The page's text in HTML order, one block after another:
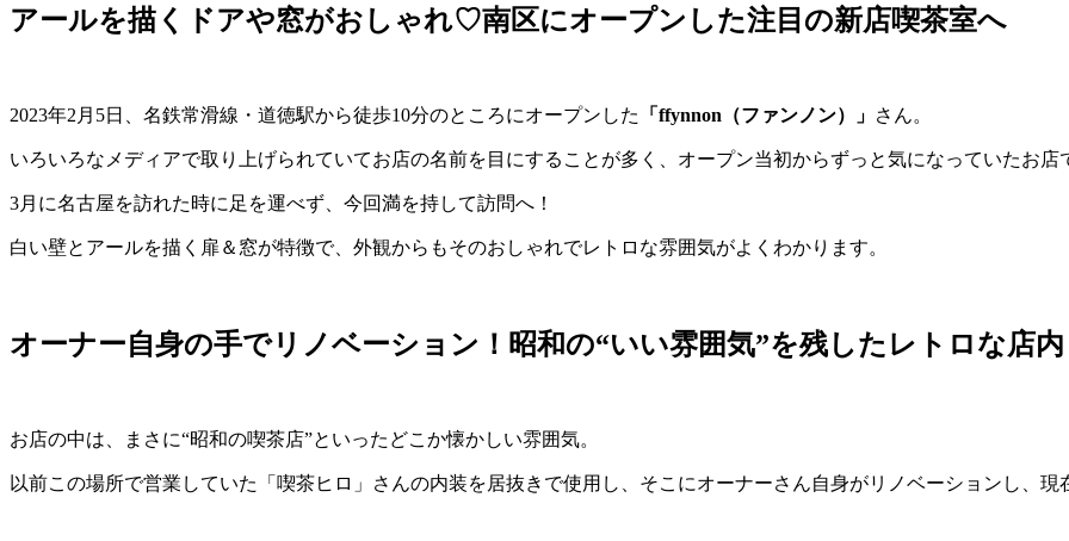
アールを描くドアや窓がおしゃれ♡南区にオープンした注目の新店喫茶室へ
2023年2月5日、名鉄常滑線・道徳駅から徒歩10分のところにオープンした 「ffynnon（ファンノン）」 さん。
いろいろなメディアで取り上げられていてお店の名前を目にすることが多く、オープン当初からずっと気になっていたお店
3月に名古屋を訪れた時に足を運べず、今回満を持して訪問へ！
白い壁とアールを描く扉＆窓が特徴で、外観からもそのおしゃれでレトロな雰囲気がよくわかります。
オーナー自身の手でリノベーション！昭和の“いい雰囲気”を残したレトロな店内
お店の中は、まさに“昭和の喫茶店”といったどこか懐かしい雰囲気。
以前この場所で営業していた「喫茶ヒロ」さんの内装を居抜きで使用し、そこにオーナーさん自身がリノベーションし、現